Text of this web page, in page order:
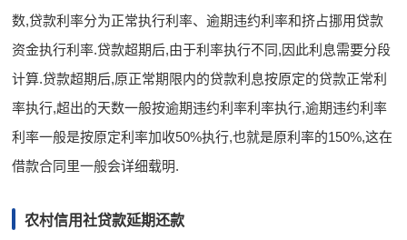
数,贷款利率分为正常执行利率、逾期违约利率和挤占挪用贷款
资金执行利率.贷款超期后,由于利率执行不同,因此利息需要分段
计算.贷款超期后,原正常期限内的贷款利息按原定的贷款正常利
率执行,超出的天数一般按逾期违约利率利率执行,逾期违约利率
利率一般是按原定利率加收50%执行,也就是原利率的150%,这在
借款合同里一般会详细载明.
农村信用社贷款延期还款